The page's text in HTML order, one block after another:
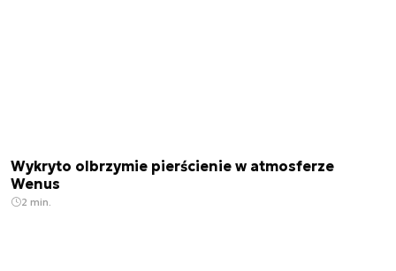
Wykryto olbrzymie pierścienie w atmosferze
Wenus
2 min.